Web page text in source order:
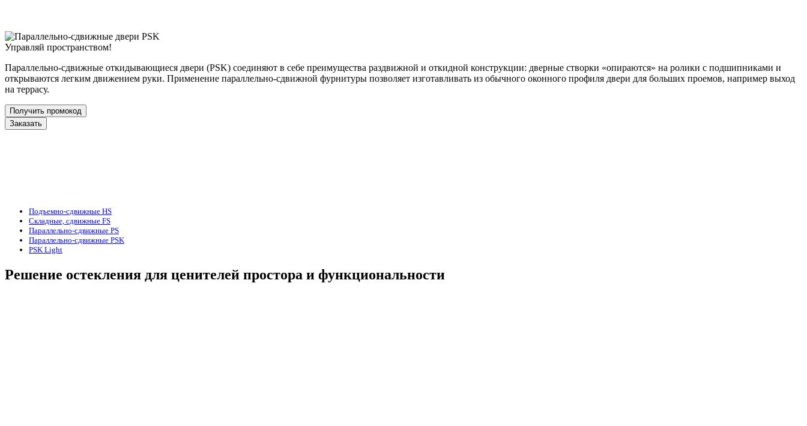
Управляй пространством!
Параллельно-сдвижные откидывающиеся двери (PSK) соединяют в себе преимущества раздвижной и откидной конструкции: дверные створки «опираются» на ролики с подшипниками и
открываются легким движением руки. Применение параллельно-сдвижной фурнитуры позволяет изготавливать из обычного оконного профиля двери для больших проемов, например выход
на террасу.
Получить промокод
Заказать
Подъемно-сдвижные HS
Складные, сдвижные FS
Параллельно-сдвижные PS
Параллельно-сдвижные PSK
PSK Light
Решение остекления для ценителей простора и функциональности